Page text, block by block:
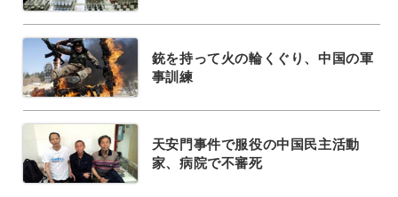
銃を持って火の輪くぐり、中国の軍
事訓練
天安門事件で服役の中国民主活動
家、病院で不審死